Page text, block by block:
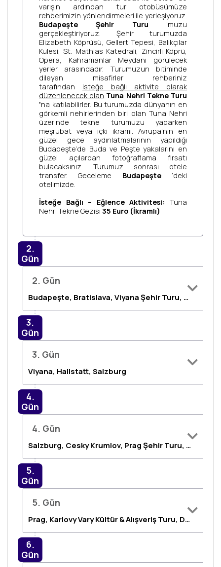
varışın ardından tur otobüsümüze
rehberimizin yönlendirmeleri ile yerleşiyoruz.
Budapeşte Şehir Turu 'muzu
gerçekleştiriyoruz. Şehir turumuzda
Elizabeth Köprüsü, Gellert Tepesi, Balıkçılar
Kulesi, St. Mathias Katedrali, Zincirli Köprü,
Opera, Kahramanlar Meydanı görülecek
yerler arasındadır. Turumuzun bitiminde
dileyen misafirler rehberiniz
tarafından isteğe bağlı aktivite olarak
düzenlenecek olan Tuna Nehri Tekne Turu
‘na katılabilirler. Bu turumuzda dünyanın en
görkemli nehirlerinden biri olan Tuna Nehri
üzerinde tekne turumuzu yaparken
meşrubat veya içki ikramı. Avrupa’nın en
güzel gece aydınlatmalarının yapıldığı
Budapeşte’de Buda ve Peşte yakalarını en
güzel açılardan fotoğraflama fırsatı
bulacaksınız. Turumuz sonrası otele
transfer. Geceleme Budapeşte‘deki
otelimizde.
İsteğe Bağlı – Eğlence Aktivitesi: Tuna
Nehri Tekne Gezisi 35 Euro (İkramlı)
2.
Gün
2. Gün
Budapeşte, Bratislava, Viyana Şehir Turu, Viyana
3.
Gün
3. Gün
Viyana, Hallstatt, Salzburg
4.
Gün
4. Gün
Salzburg, Cesky Krumlov, Prag Şehir Turu, Prag
5.
Gün
5. Gün
Prag, Karlovy Vary Kültür & Alışveriş Turu, Dresden, Prag
6.
Gün